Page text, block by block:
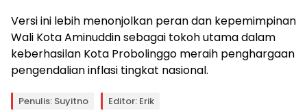
Versi ini lebih menonjolkan peran dan kepemimpinan
Wali Kota Aminuddin sebagai tokoh utama dalam
keberhasilan Kota Probolinggo meraih penghargaan
pengendalian inflasi tingkat nasional.
Penulis: Suyitno Editor: Erik